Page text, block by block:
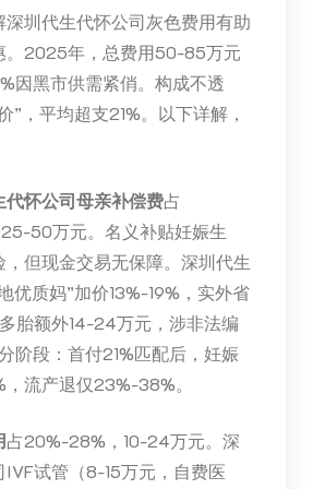
深圳代生代怀公司灰色费用有助
。2025年，总费用50-85万元
因黑市供需紧俏。构成不透
”，平均超支21%。以下详解，
代怀公司母亲补偿费占
50万元。名义补贴妊娠生
但现金交易无保障。深圳代生
优质妈”加价13%-19%，实外省
胎额外14-24万元，涉非法编
阶段：首付21%匹配后，妊娠
流产退仅23%-38%。
占20%-28%，10-24万元。深
试管（8-15万元，自费医